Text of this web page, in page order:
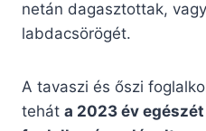
netán dagasztottak,
labdacsörögét.
A tavaszi és őszi
tehát a 2023 év